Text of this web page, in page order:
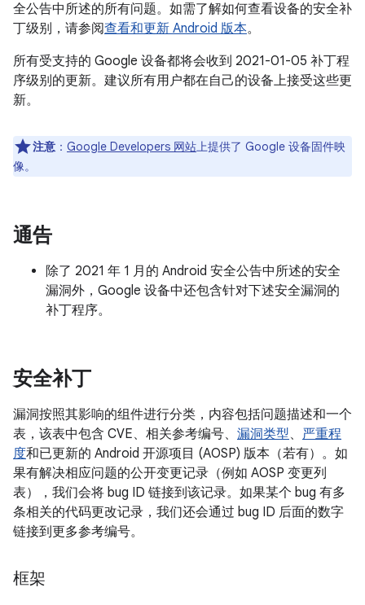
全公告中所述的所有问题。如需了解如何查看设备的安全补
丁级别，请参阅查看和更新 Android 版本。
所有受支持的 Google 设备都将会收到 2021-01-05 补丁程
序级别的更新。建议所有用户都在自己的设备上接受这些更
新。
注意 ： Google Developers 网站上提供了 Google 设备固件映
像。
通告
除了 2021 年 1 月的 Android 安全公告中所述的安全
漏洞外，Google 设备中还包含针对下述安全漏洞的
补丁程序。
安全补丁
漏洞按照其影响的组件进行分类，内容包括问题描述和一个
表，该表中包含 CVE、相关参考编号、 漏洞类型、 严重程
度和已更新的 Android 开源项目 (AOSP) 版本（若有）。如
果有解决相应问题的公开变更记录（例如 AOSP 变更列
表），我们会将 bug ID 链接到该记录。如果某个 bug 有多
条相关的代码更改记录，我们还会通过 bug ID 后面的数字
链接到更多参考编号。
框架